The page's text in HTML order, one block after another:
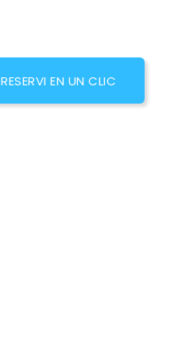
RESERVI EN UN CLIC